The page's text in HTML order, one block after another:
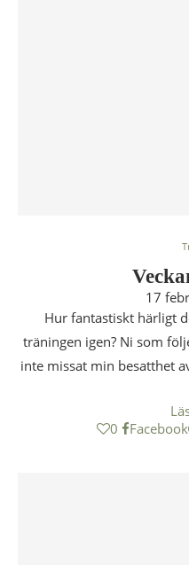
17
Hur fantastiskt härligt
träningen igen? Ni som
inte missat min besatthet
0
Facebook